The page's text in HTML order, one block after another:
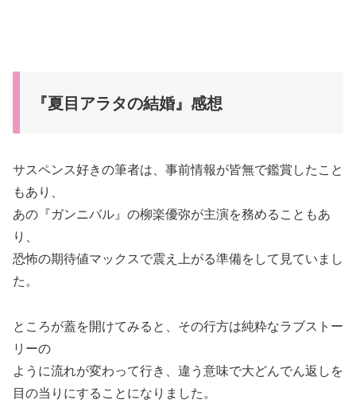
『夏目アラタの結婚』感想
サスペンス好きの筆者は、事前情報が皆無で鑑賞したこと
もあり、
あの『ガンニバル』の柳楽優弥が主演を務めることもあ
り、
恐怖の期待値マックスで震え上がる準備をして見ていまし
た。
ところが蓋を開けてみると、その行方は純粋なラブストー
リーの
ように流れが変わって行き、違う意味で大どんでん返しを
目の当りにすることになりました。